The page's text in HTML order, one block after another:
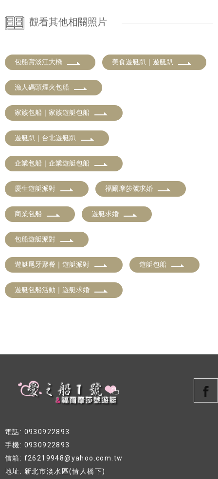
觀看其他相關照片
包船賞淡江大橋 美食遊艇趴｜遊艇趴
漁人碼頭煙火包船
家族包船｜家族遊艇包船
遊艇趴｜台北遊艇趴
企業包船｜企業遊艇包船
慶生遊艇派對 福爾摩莎號求婚
商業包船 遊艇求婚
包船遊艇派對
遊艇尾牙聚餐｜遊艇派對 遊艇包船
遊艇包船活動｜遊艇求婚
電話: 0930922893
手機: 0930922893
信箱: f26219948@yahoo.com.tw
地址: 新北市淡水區(情人橋下)